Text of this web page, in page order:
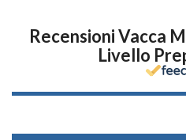
Recensioni Vacca
Livello